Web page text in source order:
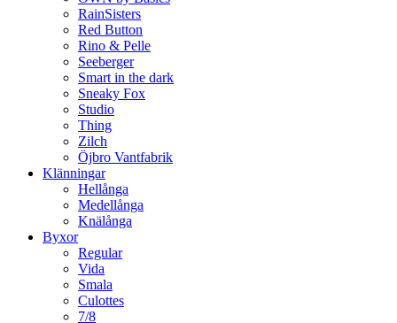
RainSisters
Red Button
Rino & Pelle
Seeberger
Smart in the dark
Sneaky Fox
Studio
Thing
Zilch
Öjbro Vantfabrik
Klänningar
Hellånga
Medellånga
Knälånga
Byxor
Regular
Vida
Smala
Culottes
7/8